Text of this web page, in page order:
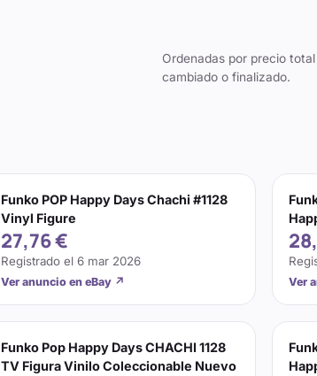
Ordenadas por precio
cambiado o finalizado.
Funko POP Happy Days Chachi #1128
Vinyl Figure
27,76 €
Registrado el 6 mar 2026
Ver anuncio en eBay ↗ Ver
Funko Pop Happy Days CHACHI 1128
TV Figura Vinilo Coleccionable Nuevo